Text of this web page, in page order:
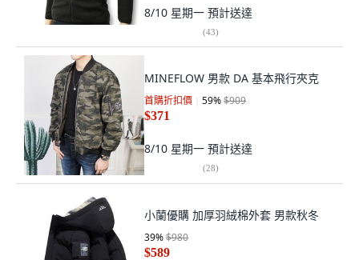
8/10 星期一 預計送達
(43)
MINEFLOW 男款 DA 基本飛行夾克
首購折扣價 59%$909
$371
8/10 星期一 預計送達
(28)
小蘭優購 加厚羽絨棉外套 男款秋冬
39%$980
$589